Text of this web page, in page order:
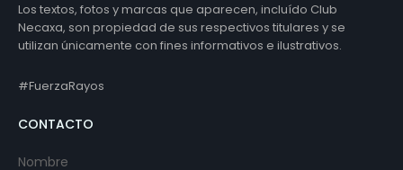
Los textos, fotos y marcas que aparecen, incluído Club
Necaxa, son propiedad de sus respectivos titulares y se
utilizan únicamente con fines informativos e ilustrativos.
#FuerzaRayos
CONTACTO
Nombre